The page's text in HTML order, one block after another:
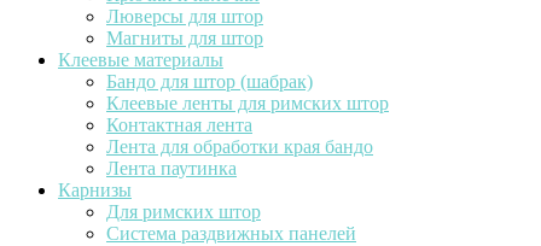
Люверсы для штор
Магниты для штор
Клеевые материалы
Бандо для штор (шабрак)
Клеевые ленты для римских штор
Контактная лента
Лента для обработки края бандо
Лента паутинка
Карнизы
Для римских штор
Система раздвижных панелей